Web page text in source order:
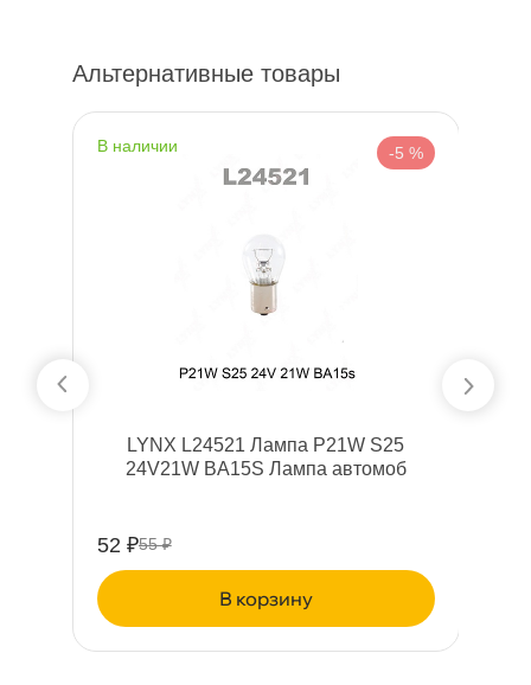
Альтернативные товары
наличии -5 %
LYNX L24521 Лампа P21W S25
24V21W BA15S Лампа автомо
52 ₽55 ₽
корзину